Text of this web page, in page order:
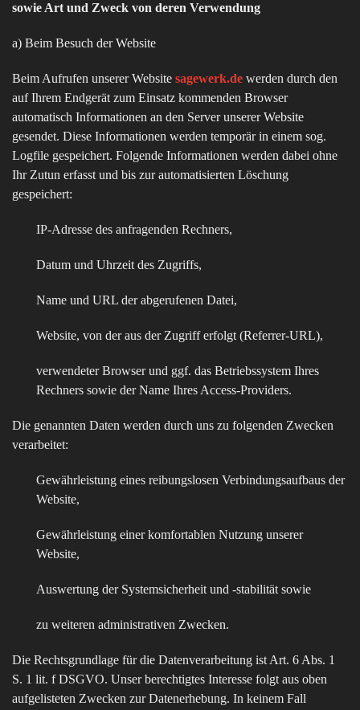
sowie Art und Zweck von deren Verwendung
a) Beim Besuch der Website
Beim Aufrufen unserer Website sagewerk.de werden durch den
auf Ihrem Endgerät zum Einsatz kommenden Browser
automatisch Informationen an den Server unserer Website
gesendet. Diese Informationen werden temporär in einem sog.
Logfile gespeichert. Folgende Informationen werden dabei ohne
Ihr Zutun erfasst und bis zur automatisierten Löschung
gespeichert:
IP-Adresse des anfragenden Rechners,
Datum und Uhrzeit des Zugriffs,
Name und URL der abgerufenen Datei,
Website, von der aus der Zugriff erfolgt (Referrer-URL),
verwendeter Browser und ggf. das Betriebssystem Ihres
Rechners sowie der Name Ihres Access-Providers.
Die genannten Daten werden durch uns zu folgenden Zwecken
verarbeitet:
Gewährleistung eines reibungslosen Verbindungsaufbaus der
Website,
Gewährleistung einer komfortablen Nutzung unserer
Website,
Auswertung der Systemsicherheit und -stabilität sowie
zu weiteren administrativen Zwecken.
Die Rechtsgrundlage für die Datenverarbeitung ist Art. 6 Abs. 1
S. 1 lit. f DSGVO. Unser berechtigtes Interesse folgt aus oben
aufgelisteten Zwecken zur Datenerhebung. In keinem Fall